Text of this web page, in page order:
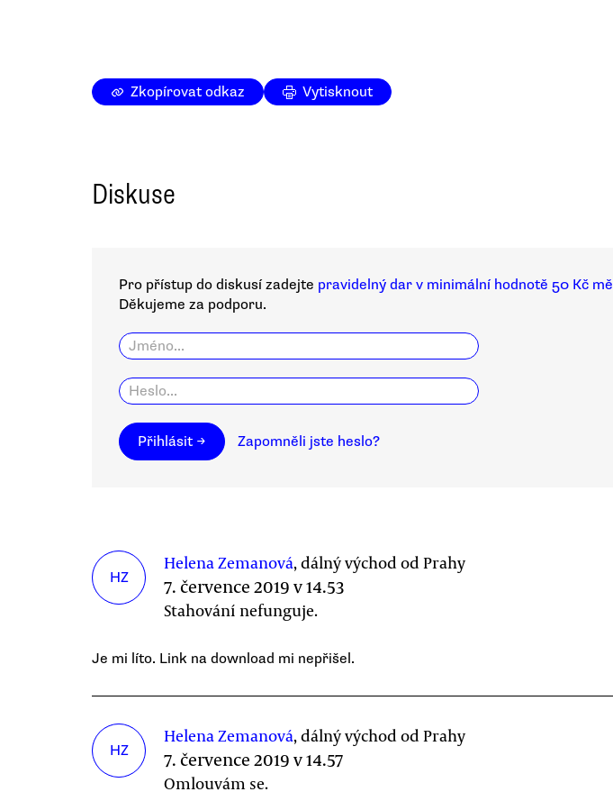
Zkopírovat odkaz Vytisknout
Diskuse
Pro přístup do diskusí zadejte pravidelný dar v minimální hodnotě 50 Kč
Děkujeme za podporu.
Přihlásit → Zapomněli jste heslo?
HZ
Helena Zemanová, dálný východ od Prahy
7. července 2019 v 14.53
Stahování nefunguje.
Je mi líto. Link na download mi nepřišel.
HZ
Helena Zemanová, dálný východ od Prahy
7. července 2019 v 14.57
Omlouvám se.